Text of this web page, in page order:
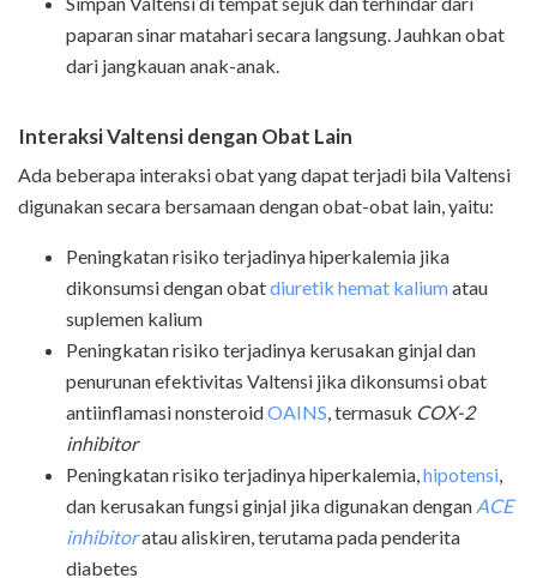
paparan sinar matahari secara langsung. Jauhkan obat
dari jangkauan anak-anak.
Interaksi Valtensi dengan Obat Lain
Ada beberapa interaksi obat yang dapat terjadi bila Valtensi
digunakan secara bersamaan dengan obat-obat lain, yaitu:
Peningkatan risiko terjadinya hiperkalemia jika
dikonsumsi dengan obatdiuretik hemat kaliumatau
suplemen kalium
Peningkatan risiko terjadinya kerusakan ginjal dan
penurunan efektivitas Valtensi jika dikonsumsi obat
antiinflamasi nonsteroidOAINS, termasuk COX-2
inhibitor
Peningkatan risiko terjadinya hiperkalemia,hipotensi,
dan kerusakan fungsi ginjal jika digunakan dengan ACE
inhibitoratau aliskiren, terutama pada penderita
diabetes